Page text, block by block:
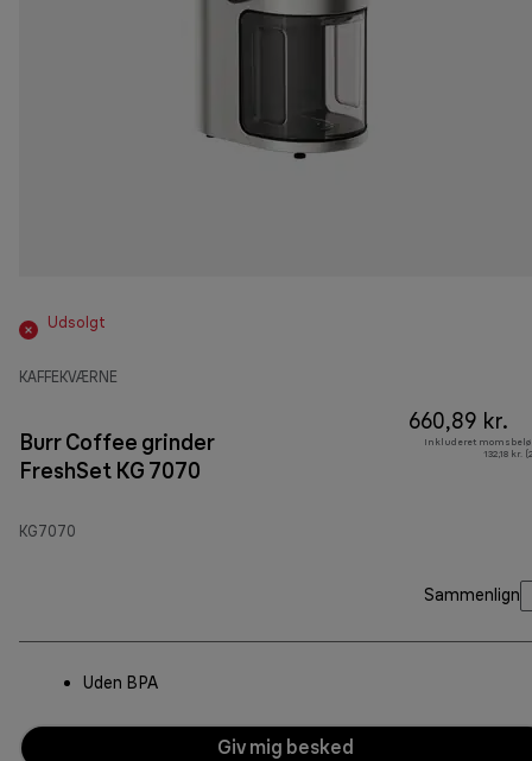
Udsolgt
KAFFEKVÆRNE
Burr Coffee grinder
FreshSet KG 7070
KG7070
660,89 kr.
Inkluderet
132,18 kr.
Sammenlign
Uden BPA
Giv mig besked